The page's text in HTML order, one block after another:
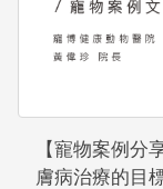
【寵物案例分
膚病治療的目